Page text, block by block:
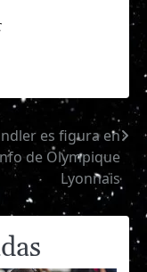
es figura en
de Olympique
Lyonnais